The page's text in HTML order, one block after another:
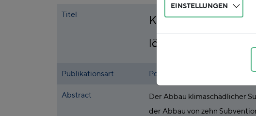
Titel
Klimaschädliche
lösen
Publikationsart Policy Brief
Abstract
Der Abbau klimaschädlicher
der Abbau von zehn
EINSTELLUNGEN